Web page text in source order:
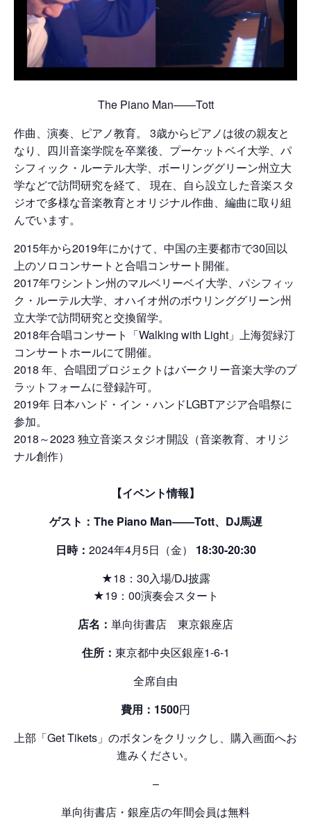
The Piano Man——Tott
作曲、演奏、ピアノ教育。 3歳からピアノは彼の親友と
なり、四川音楽学院を卒業後、プーケットベイ大学、パ
シフィック・ルーテル大学、ボーリンググリーン州立大
学などで訪問研究を経て、 現在、自ら設立した音楽スタ
ジオで多様な音楽教育とオリジナル作曲、編曲に取り組
んでいます。
2015年から2019年にかけて、中国の主要都市で30回以
上のソロコンサートと合唱コンサート開催。
2017年ワシントン州のマルベリーベイ大学、パシフィッ
ク・ルーテル大学、オハイオ州のボウリンググリーン州
立大学で訪問研究と交換留学。
2018年合唱コンサート「Walking with Light」上海贺緑汀
コンサートホールにて開催。
2018 年、合唱団プロジェクトはバークリー音楽大学のプ
ラットフォームに登録許可。
2019年 日本ハンド・イン・ハンドLGBTアジア合唱祭に
参加。
2018～2023 独立音楽スタジオ開設（音楽教育、オリジ
ナル創作）
【イベント情報】
ゲスト ： The Piano Man——Tott、DJ馬遅
日時： 2024年4月5日（金） 18:30-20:30
★18：30入場/DJ披露
★19：00演奏会スタート
店名 ： 単向街書店 東京銀座店
住所： 東京都中央区銀座1-6-1
全席自由
費用 ：1500円
上部「Get Tikets」のボタンをクリックし、購入画面へお
進みください。
–
単向街書店・銀座店の年間会員は無料